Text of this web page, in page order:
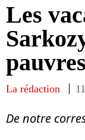
Les
pauvres
La rédaction
De notre